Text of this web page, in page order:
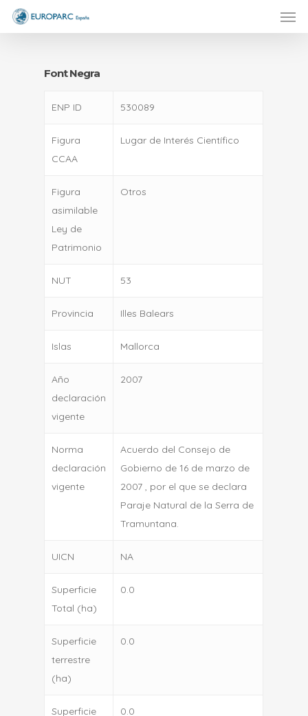
Skip
Font Negra
ENP ID 530089
Figura
CCAA
Lugar de Interés Científico
Figura
asimilable
Ley de
Patrimonio
Otros
NUT 53
Provincia Illes Balears
Islas Mallorca
Año
declaración
vigente
2007
Norma
declaración
vigente
Acuerdo del Consejo de
Gobierno de 16 de marzo de
2007 , por el que se declara
Paraje Natural de la Serra de
Tramuntana.
UICN NA
Superficie
Total (ha)
0.0
Superficie
terrestre
(ha)
0.0
Superficie
0.0